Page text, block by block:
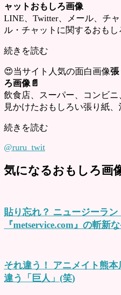
ャットおもしろ画像
LINE、Twitter、メール、チ
ル・チャットに関するおもし
続きを読む
😍当サイト人気の面白画像張
ろ画像📄
飲食店、スーパー、コンビ
見かけたおもしろい張り紙、
続きを読む
@ruru_twit
気になるおもしろ画
貼り忘れ？ ニュージーラン
『metservice.com』の斬新
それ違う！ アニメイト熊
違う「巨人」(笑)